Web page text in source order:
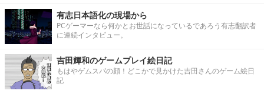
有志日本語化の現場から
PCゲーマーなら何かとお世話になっているであろう有志翻訳者
に連続インタビュー。
吉田輝和のゲームプレイ絵日記
もはやゲムスパの顔！どこかで見かけた吉田さんのゲーム絵日
記